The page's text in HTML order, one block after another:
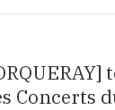
Concerts